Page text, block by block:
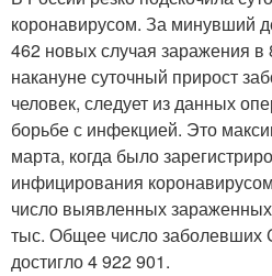
коронавирусом. За минувший
462 новых случая заражения в
накануне суточный прирост
человек, следует из данных
борьбе с инфекцией. Это
марта, когда было
инфицирования
число выявленных зараженных
тыс. Общее число заболевших
достигло 4 922 901.